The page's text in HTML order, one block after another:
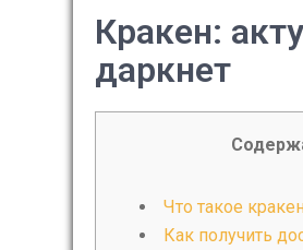
Кракен:
даркнет
Что такое
Как получить